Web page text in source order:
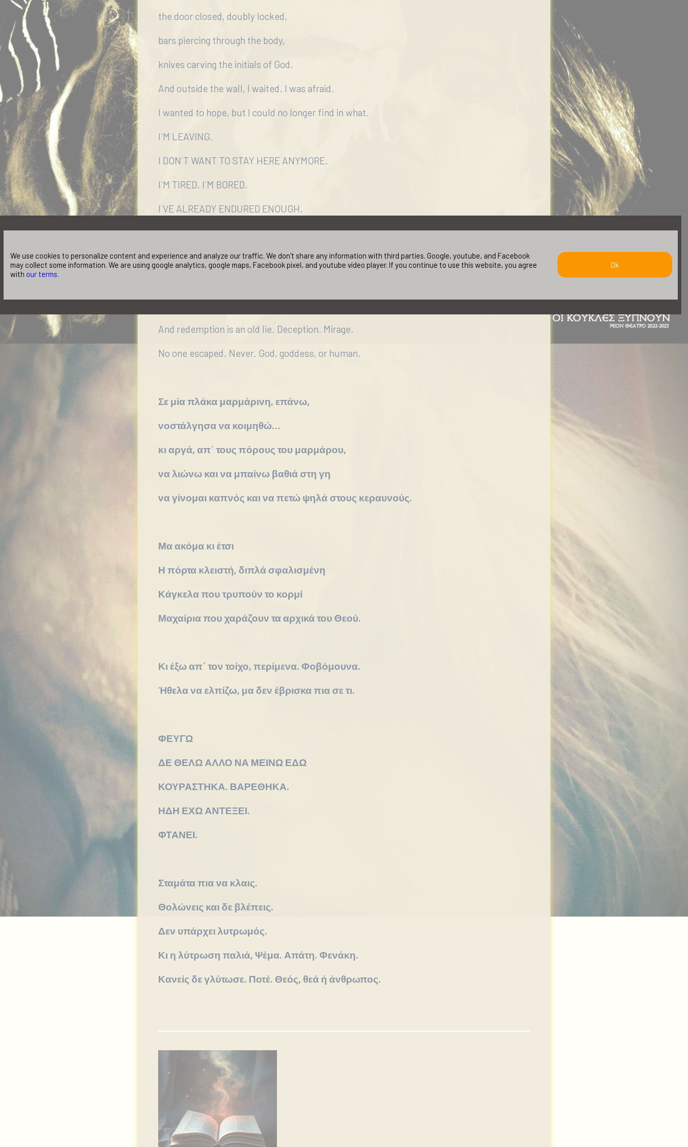
Επικοινωνία
the door closed, doubly locked,
bars piercing through the body,
knives carving the initials of God.
And outside the wall, I waited. I was afraid.
I wanted to hope, but I could no longer find in what.
I`M LEAVING.
I DON`T WANT TO STAY HERE ANYMORE.
I`M TIRED. I`M BORED.
I`VE ALREADY ENDURED ENOUGH.
ENOUGH.
Stop crying now.
And redemption is an old lie. Deception. Mirage.
No one escaped. Never. God, goddess, or human.
Σε μία πλάκα μαρμάρινη, επάνω,
νοστάλγησα να κοιμηθώ…
κι αργά, απ΄ τους πόρους του μαρμάρου,
να λιώνω και να μπαίνω βαθιά στη γη
να γίνομαι καπνός και να πετώ ψηλά στους κεραυνούς.
Μα ακόμα κι έτσι
Η πόρτα κλειστή, διπλά σφαλισμένη
Κάγκελα που τρυπούν το κορμί
Μαχαίρια που χαράζουν τα αρχικά του Θεού.
Κι έξω απ΄ τον τοίχο, περίμενα. Φοβόμουνα.
Ήθελα να ελπίζω, μα δεν έβρισκα πια σε τι.
ΦΕΥΓΩ
ΔΕ ΘΕΛΩ ΑΛΛΟ ΝΑ ΜΕΙΝΩ ΕΔΩ
ΚΟΥΡΑΣΤΗΚΑ. ΒΑΡΕΘΗΚΑ.
ΗΔΗ ΕΧΩ ΑΝΤΕΞΕΙ.
ΦΤΑΝΕΙ.
Σταμάτα πια να κλαις.
Θολώνεις και δε βλέπεις.
Δεν υπάρχει λυτρωμός.
Κι η λύτρωση παλιά, Ψέμα. Απάτη. Φενάκη.
Κανείς δε γλύτωσε. Ποτέ. Θεός, θεά ή άνθρωπος.
We use cookies to personalize content and experience and analyze our traffic. We don't share any information with third parties. Google, youtube, and Facebook
may collect some information. We are using google analytics, google maps, Facebook pixel, and youtube video player. If you continue to use this website, you agree
with our terms.
Ok